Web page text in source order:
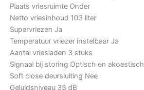
Plaats vriesruimte Onder
Netto vriesinhoud 103 liter
Supervriezen Ja
Temperatuur vriezer instelbaar Ja
Aantal vriesladen 3 stuks
Signaal bij storing Optisch en akoestisch
Soft close deursluiting Nee
Geluidsniveau 35 dB